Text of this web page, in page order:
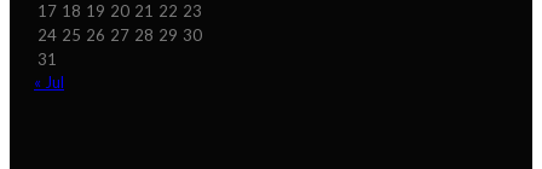
17 18 19 20 21 22 23
24 25 26 27 28 29 30
31
« Jul